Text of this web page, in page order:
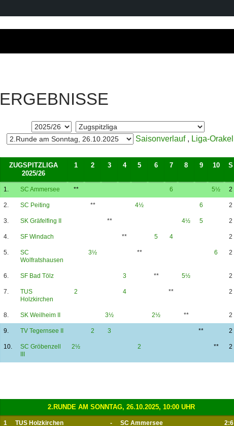
ERGEBNISSE
Saisonverlauf, Liga-Orakel
ZUGSPITZLIGA
2025/26
1 2 3 4 5 6 7 8 9 10 S
1. SC Ammersee ** 6 5½ 2
2. SC Peiting ** 4½ 6 2
3. SK Gräfelfing II ** 4½ 5 2
4. SF Windach ** 5 4 2
5.
SC
Wolfratshausen
3½ ** 6 2
6. SF Bad Tölz 3 ** 5½ 2
7.
TUS
Holzkirchen
2 4 ** 2
8. SK Weilheim II 3½ 2½ ** 2
9. TV Tegernsee II 2 3 ** 2
10.
SC Gröbenzell
III
2½ 2 ** 2
2.RUNDE AM SONNTAG, 26.10.2025, 10:00 UHR
1 TUS Holzkirchen - SC Ammersee 2:6